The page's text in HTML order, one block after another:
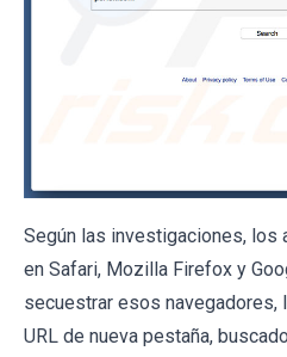
Según las investigaciones,
en Safari, Mozilla Firefox y
secuestrar esos
URL de nueva pestaña,